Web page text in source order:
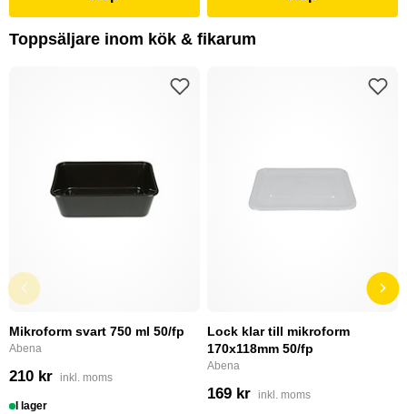
Toppsäljare inom kök & fikarum
Mikroform svart 750 ml 50/fp
Abena
210 kr inkl. moms
I lager
Lock klar till mikroform
170x118mm 50/fp
Abena
169 kr inkl. moms